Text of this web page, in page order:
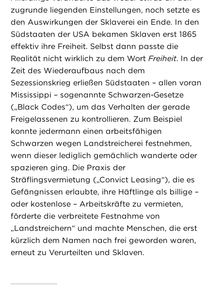
zugrunde liegenden Einstellungen, noch setzte es
den Auswirkungen der Sklaverei ein Ende. In den
Südstaaten der USA bekamen Sklaven erst 1865
effektiv ihre Freiheit. Selbst dann passte die
Realität nicht wirklich zu dem WortFreiheit. In der
Zeit des Wiederaufbaus nach dem
Sezessionskrieg erließen Südstaaten – allen voran
Mississippi – sogenannte Schwarzen-Gesetze
(„Black Codes“), um das Verhalten der gerade
Freigelassenen zu kontrollieren. Zum Beispiel
konnte jedermann einen arbeitsfähigen
Schwarzen wegen Landstreicherei festnehmen,
wenn dieser lediglich gemächlich wanderte oder
spazieren ging. Die Praxis der
Sträflingsvermietung („Convict Leasing“), die es
Gefängnissen erlaubte, ihre Häftlinge als billige –
oder kostenlose – Arbeitskräfte zu vermieten,
förderte die verbreitete Festnahme von
„Landstreichern“ und machte Menschen, die erst
kürzlich dem Namen nach frei geworden waren,
erneut zu Verurteilten und Sklaven.